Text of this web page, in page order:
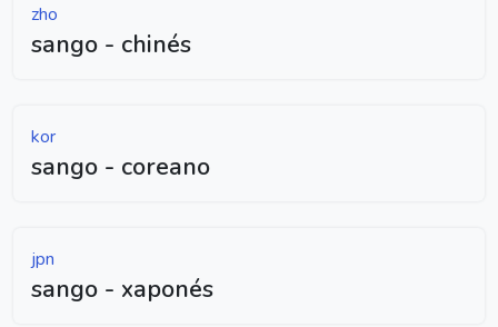
zho
sango - chinés
kor
sango - coreano
jpn
sango - xaponés